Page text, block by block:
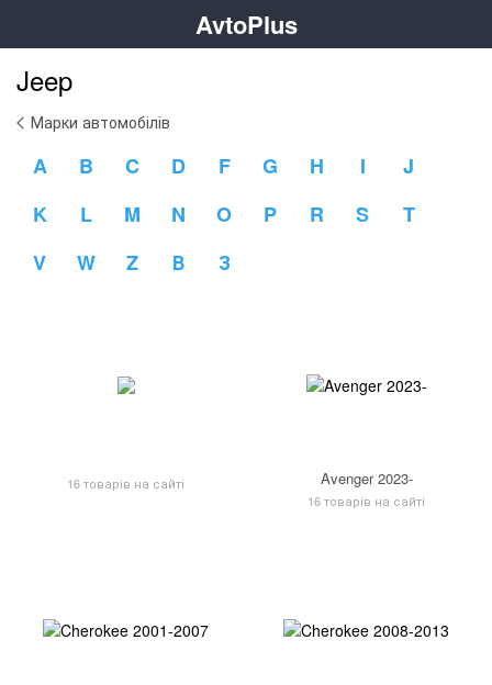
AvtoPlus
Jeep
Марки автомобілів
A B C D F G H I
J
K
L M N O P R S
T
V
W Z В З
16 товарів на сайті Avenger 2023-
16 товарів на сайті